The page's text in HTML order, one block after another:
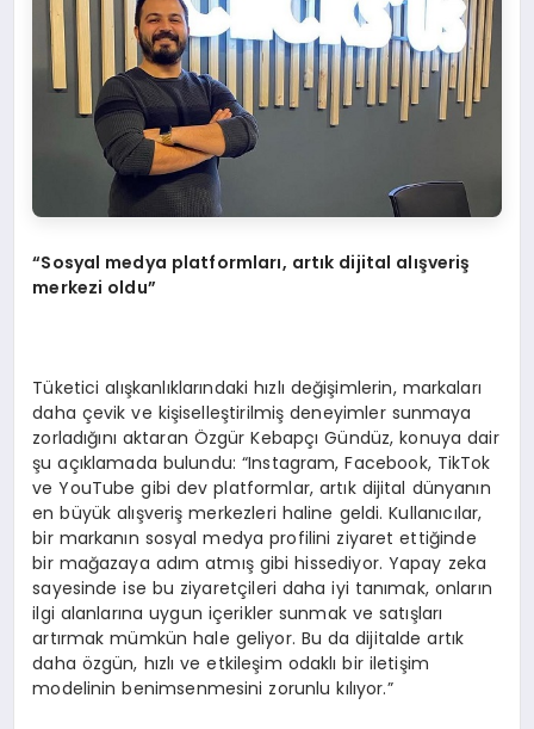
“Sosyal medya platformları, artık dijital alışveriş
merkezi oldu”
Tüketici alışkanlıklarındaki hızlı değişimlerin, markaları
daha çevik ve kişiselleştirilmiş deneyimler sunmaya
zorladığını aktaran Özgür Kebapçı Gündüz, konuya dair
şu açıklamada bulundu: “Instagram, Facebook, TikTok
ve YouTube gibi dev platformlar, artık dijital dünyanın
en büyük alışveriş merkezleri haline geldi. Kullanıcılar,
bir markanın sosyal medya profilini ziyaret ettiğinde
bir mağazaya adım atmış gibi hissediyor. Yapay zeka
sayesinde ise bu ziyaretçileri daha iyi tanımak, onların
ilgi alanlarına uygun içerikler sunmak ve satışları
artırmak mümkün hale geliyor. Bu da dijitalde artık
daha özgün, hızlı ve etkileşim odaklı bir iletişim
modelinin benimsenmesini zorunlu kılıyor.”